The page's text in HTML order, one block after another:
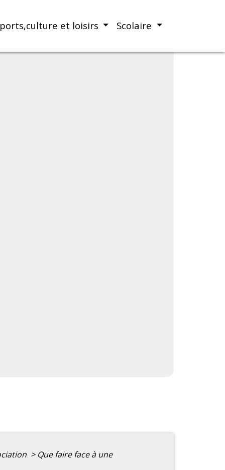
et loisirs Scolaire
> Que faire face à une